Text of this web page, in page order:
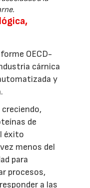
OECD-
cárnica
y
creciendo,
de
éxito
menos del
para
procesos,
a las